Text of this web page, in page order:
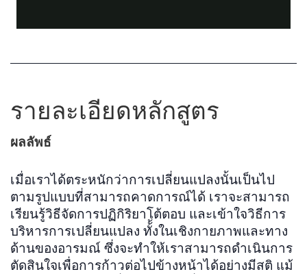
รายละเอียดหลักสูตร
ผลลัพธ์
เมื่อเราได้ตระหนักว่าการเปลี่ยนแปลงนั้นเป็นไป
ตามรูปแบบที่สามารถคาดการณ์ได้ เราจะสามารถ
เรียนรู้วิธีจัดการปฏิกิริยาโต้ตอบ และเข้าใจวิธีการ
บริหารการเปลี่ยนแปลง ทั้้งในเชิงกายภาพและทาง
ด้านของอารมณ์ ซึ่งจะทำให้เราสามารถดำเนินการ
ตัดสินใจเพื่อการก้าวต่อไปข้างหน้าได้อย่างมีสติ แม้